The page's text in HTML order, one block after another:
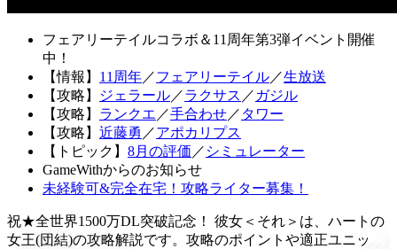
フェアリーテイルコラボ＆11周年第3弾イベント開催
中！
【情報】 11周年／フェアリーテイル／生放送
【攻略】
ジェラール／ラクサス ／ ガジル
【攻略】 ランクエ ／手合わせ／ タワー
【攻略】 近藤勇 ／アポカリプス
【トピック】 8月の評価 ／ シミュレーター
GameWithからのお知らせ
未経験可&完全在宅！攻略ライター募集！
祝★全世界1500万DL突破記念！ 彼女＜それ＞は、ハートの
女王(団結)の攻略解説です。攻略のポイントや適正ユニッ